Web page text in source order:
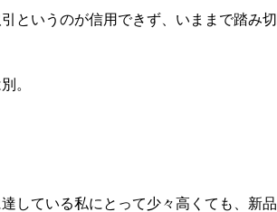
というのが信用できず、いままで踏み切
。
している私にとって少々高くても、新品